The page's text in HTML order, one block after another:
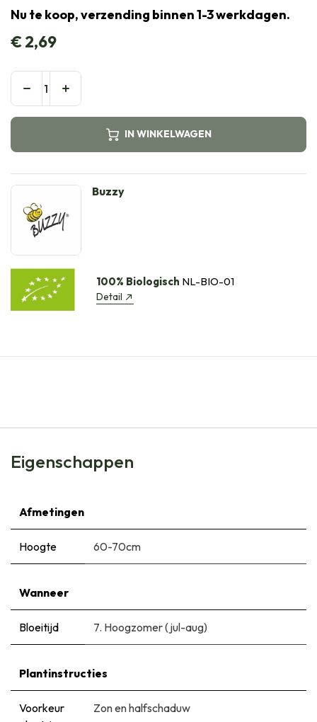
Nu te koop, verzending binnen 1-3 werkdagen.
€2,69
IN WINKELWAGEN
Buzzy
100% Biologisch NL-BIO-01
Detail
Eigenschappen
Afmetingen
Hoogte 60-70cm
Wanneer
Bloeitijd 7. Hoogzomer (jul-aug)
Plantinstructies
Voorkeur
Zon en halfschaduw